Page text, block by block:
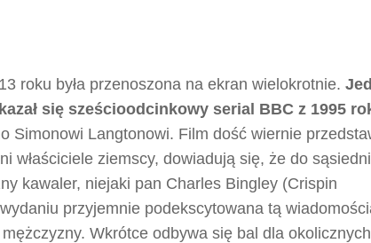
roku była przenoszona na ekran wielokrotnie.
się sześcioodcinkowy serial BBC z 1995
Simonowi Langtonowi. Film dość wiernie
właściciele ziemscy, dowiadują się, że do
kawaler, niejaki pan Charles Bingley (Crispin
przyjemnie podekscytowana tą
Wkrótce odbywa się bal dla okolicznych